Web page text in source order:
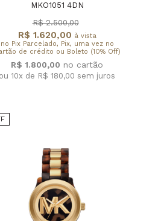
MKO1051 4DN
R$ 1.620,00 à vista
no Pix Parcelado, Pix, uma vez no
de crédito ou Boleto (10% Off)
R$ 2.500,00
R$ 1.800,00
ou 10x de R$ 180,00 sem juros